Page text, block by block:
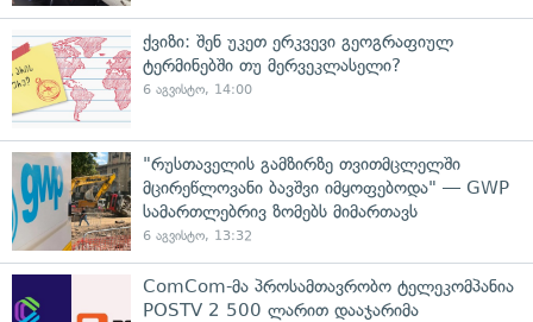
ქვიზი: შენ უკეთ ერკვევი გეოგრაფიულ
ტერმინებში თუ მერვეკლასელი?
6 აგვისტო, 14:00
"რუსთაველის გამზირზე თვითმცლელში
მცირეწლოვანი ბავშვი იმყოფებოდა" — GWP
სამართლებრივ ზომებს მიმართავს
6 აგვისტო, 13:32
ComCom-მა პროსამთავრობო ტელეკომპანია
POSTV 2 500 ლარით დააჯარიმა